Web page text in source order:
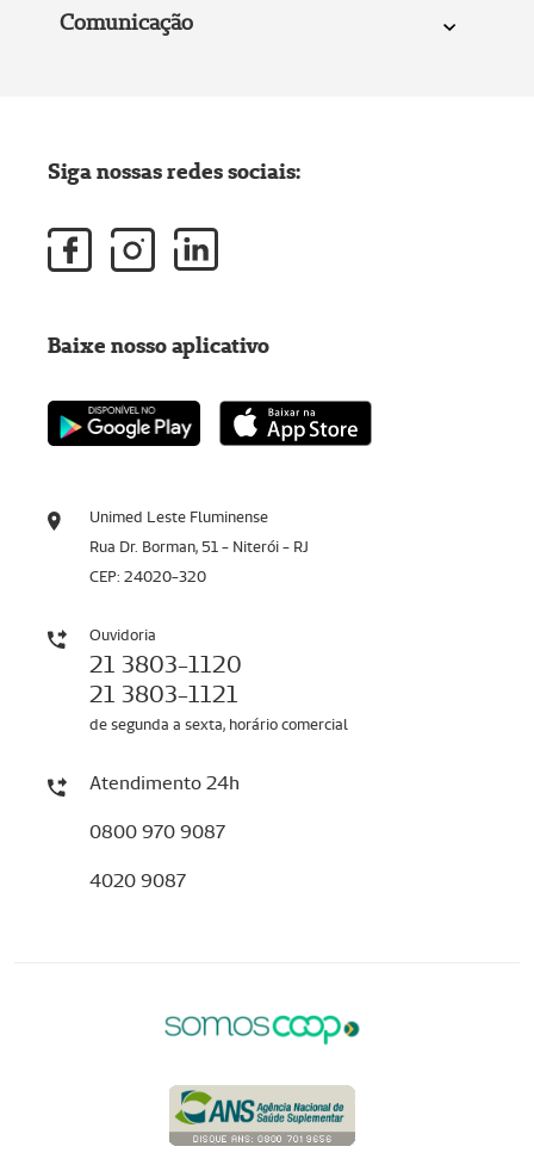
Comunicação
Unimed Leste Fluminense
Rua Dr. Borman, 51 - Niterói - RJ
CEP: 24020-320
Ouvidoria
21 3803-1120
21 3803-1121
de segunda a sexta, horário comercial
Atendimento 24h
0800 970 9087
4020 9087
Siga nossas redes sociais:
Baixe nosso aplicativo